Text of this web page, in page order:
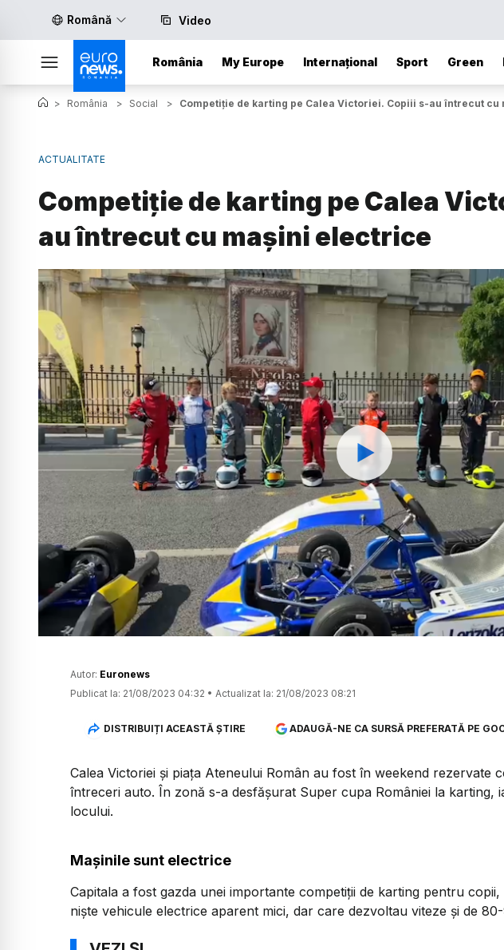
Română Video
România My Europe Internațional Sport Green
> România > Social > Competiție de karting pe Calea Victoriei. Copiii s-au întrecut
ACTUALITATE
Competiție de karting pe Calea
au întrecut cu mașini electrice
Watch
Autor: Euronews
Publicat la: 21/08/2023 04:32 • Actualizat la: 21/08/2023 08:21
DISTRIBUIȚI ACEASTĂ ȘTIRE ADAUGĂ-NE CA SURSĂ PREFERATĂ PE
Calea Victoriei și piața Ateneului Român au fost în weekend rezervate
întreceri auto. În zonă s-a desfășurat Super cupa României la karting,
locului.
Mașinile sunt electrice
Capitala a fost gazda unei importante competiții de karting pentru
niște vehicule electrice aparent mici, dar care dezvoltau viteze și de